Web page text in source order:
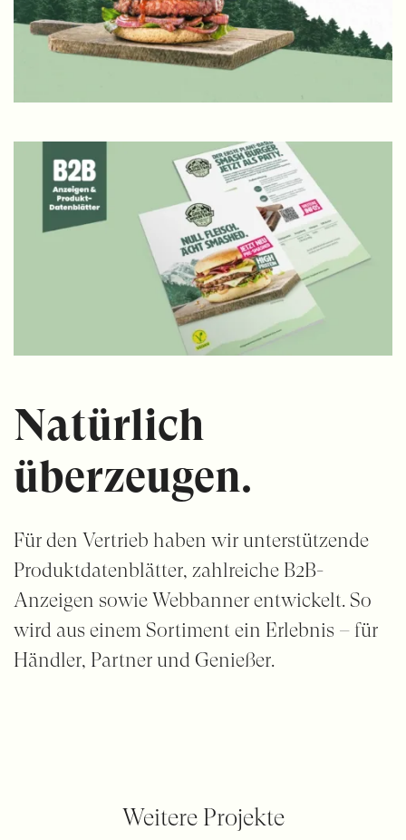
Natürlich
überzeugen.
Für den Vertrieb haben wir unterstützende
Produktdatenblätter, zahlreiche B2B-
Anzeigen sowie Webbanner entwickelt. So
wird aus einem Sortiment ein Erlebnis – für
Händler, Partner und Genießer.
Weitere Projekte